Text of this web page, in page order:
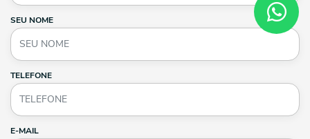
SEU NOME
TELEFONE
E-MAIL